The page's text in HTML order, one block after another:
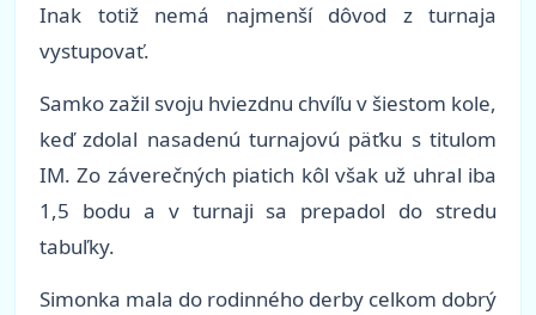
Inak totiž nemá najmenší dôvod z turnaja
vystupovať.
Samko zažil svoju hviezdnu chvíľu v šiestom kole,
keď zdolal nasadenú turnajovú päťku s titulom
IM. Zo záverečných piatich kôl však už uhral iba
1,5 bodu a v turnaji sa prepadol do stredu
tabuľky.
Simonka mala do rodinného derby celkom dobrý